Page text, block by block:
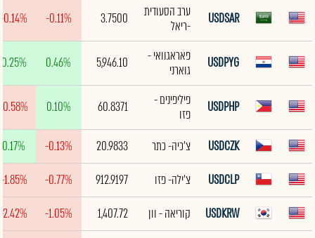
USDSAR
ערב הסעודית
-ריאל
3.7500
-0.11%
-0.14%
USDPYG
פאראגוואי -
גוארני
5,946.10
0.46%
0.25%
USDPHP
פיליפינים -
פזו
60.8371
0.10%
-0.58%
USDCZK צ'כיה- כתר 20.9833
-0.13%
0.17%
USDCLP
צ'ילה- פזו 912.9197
-0.77%
-1.85%
USDKRW
קוריאה - וון 1,407.72
-1.05%
-2.42%